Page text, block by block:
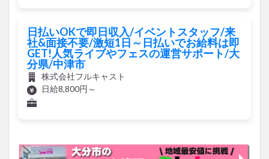
日払いOKで即日収入/イベントスタッフ/来
社&面接不要/激短1日～日払いでお給料は即
GET!人気ライブやフェスの運営サポート/大
分県/中津市
株式会社フルキャスト
日給8,800円～